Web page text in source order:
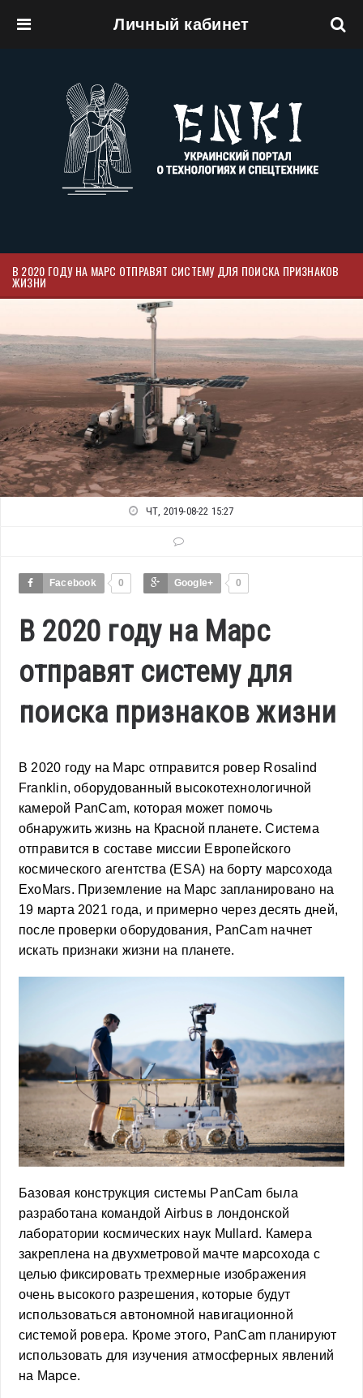
Личный кабинет
В 2020 ГОДУ НА МАРС ОТПРАВЯТ СИСТЕМУ ДЛЯ ПОИСКА ПРИЗНАКОВ
ЖИЗНИ
ЧТ, 2019-08-22 15:27
Facebook 0 Google+ 0
В 2020 году на Марс
отправят систему для
поиска признаков жизни
В 2020 году на Марс отправится ровер Rosalind
Franklin, оборудованный высокотехнологичной
камерой PanCam, которая может помочь
обнаружить жизнь на Красной планете. Система
отправится в составе миссии Европейского
космического агентства (ESA) на борту марсохода
ExoMars. Приземление на Марс запланировано на
19 марта 2021 года, и примерно через десять дней,
после проверки оборудования, PanCam начнет
искать признаки жизни на планете.
Базовая конструкция системы PanCam была
разработана командой Airbus в лондонской
лаборатории космических наук Mullard. Камера
закреплена на двухметровой мачте марсохода с
целью фиксировать трехмерные изображения
очень высокого разрешения, которые будут
использоваться автономной навигационной
системой ровера. Кроме этого, PanCam планируют
использовать для изучения атмосферных явлений
на Марсе.